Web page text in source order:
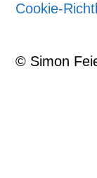
Cookie-
© Simon